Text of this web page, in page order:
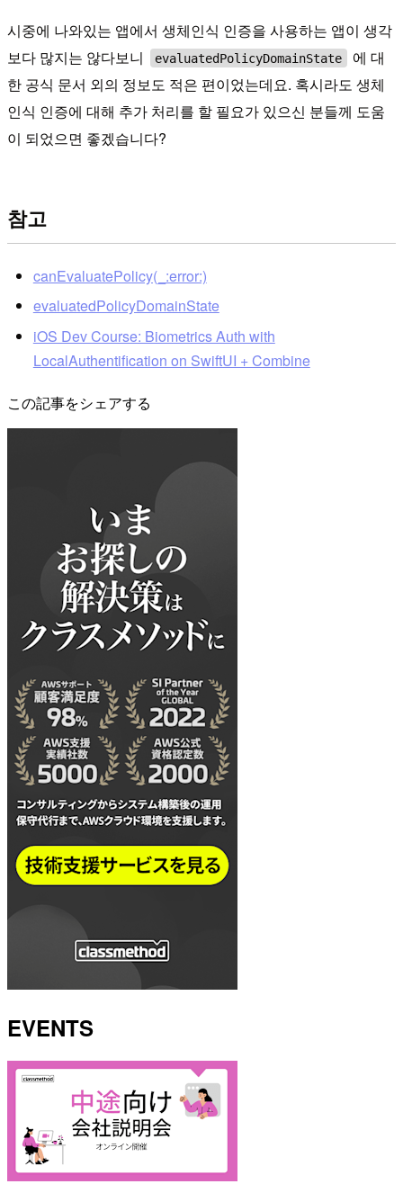
시중에 나와있는 앱에서 생체인식 인증을 사용하는 앱이 생각
보다 많지는 않다보니
evaluatedPolicyDomainState
에 대
한 공식 문서 외의 정보도 적은 편이었는데요. 혹시라도 생체
인식 인증에 대해 추가 처리를 할 필요가 있으신 분들께 도움
이 되었으면 좋겠습니다?
참고
canEvaluatePolicy(_:error:)
evaluatedPolicyDomainState
iOS Dev Course: Biometrics Auth with
LocalAuthentification on SwiftUI + Combine
この記事をシェアする
EVENTS